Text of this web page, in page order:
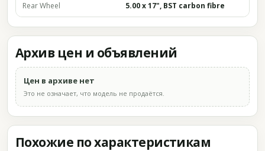
Rear Wheel 5.00 x 17", BST carbon fibre
Архив цен и объявлений
Цен в архиве нет
Это не означает, что модель не продаётся.
Похожие по характеристикам